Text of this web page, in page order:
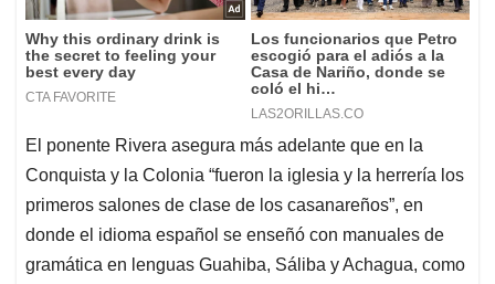
El ponente Rivera asegura más adelante que en la
Conquista y la Colonia “fueron la iglesia y la herrería los
primeros salones de clase de los casanareños”, en
donde el idioma español se enseñó con manuales de
gramática en lenguas Guahiba, Sáliba y Achagua, como